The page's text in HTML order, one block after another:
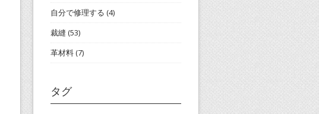
自分で修理する (4)
裁縫 (53)
革材料(7)
タグ